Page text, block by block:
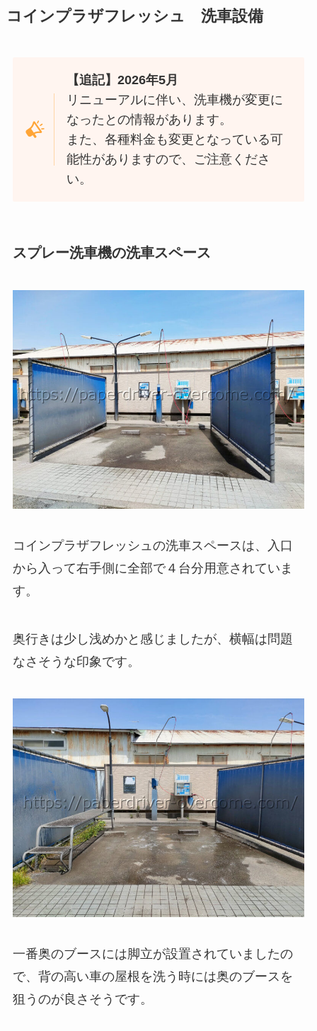
コインプラザフレッシュ 洗車設備
【追記】2026年5月
リニューアルに伴い、洗車機が変更に
なったとの情報があります。
また、各種料金も変更となっている可
能性がありますので、ご注意くださ
い。
スプレー洗車機の洗車スペース
コインプラザフレッシュの洗車スペースは、入口
から入って右手側に全部で４台分用意されていま
す。
奥行きは少し浅めかと感じましたが、横幅は問題
なさそうな印象です。
一番奥のブースには脚立が設置されていましたの
で、背の高い車の屋根を洗う時には奥のブースを
狙うのが良さそうです。